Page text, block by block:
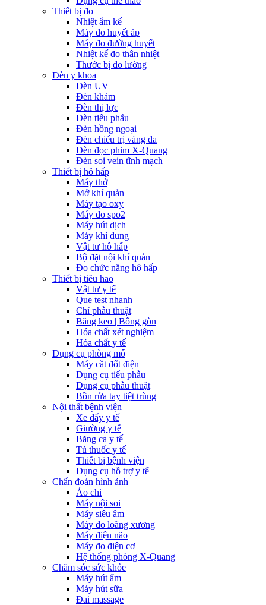
Thiết bị đo
Nhiệt ẩm kế
Máy đo huyết áp
Máy đo đường huyết
Nhiệt kế đo thân nhiệt
Thước bị đo lường
Đèn y khoa
Đèn UV
Đèn khám
Đèn thị lực
Đèn tiểu phẫu
Đèn hồng ngoại
Đèn chiếu trị vàng da
Đèn đọc phim X-Quang
Đèn soi vein tĩnh mạch
Thiết bị hô hấp
Máy thở
Mở khí quản
Máy tạo oxy
Máy đo spo2
Máy hút dịch
Máy khí dung
Vật tư hô hấp
Bộ đặt nội khí quản
Đo chức năng hô hấp
Thiết bị tiêu hao
Vật tư y tế
Que test nhanh
Chỉ phẫu thuật
Băng keo | Bông gòn
Hóa chất xét nghiệm
Hóa chất y tế
Dụng cụ phòng mổ
Máy cắt đốt điện
Dụng cụ tiểu phẫu
Dụng cụ phẫu thuật
Bồn rửa tay tiệt trùng
Nội thất bệnh viện
Xe đẩy y tế
Giường y tế
Băng ca y tế
Tủ thuốc y tế
Thiết bị bệnh viện
Dụng cụ hỗ trợ y tế
Chẩn đoán hình ảnh
Áo chì
Máy nội soi
Máy siêu âm
Máy đo loãng xương
Máy điện não
Máy đo điện cơ
Hệ thống phòng X-Quang
Chăm sóc sức khỏe
Máy hút ẩm
Máy hút sữa
Đai massage